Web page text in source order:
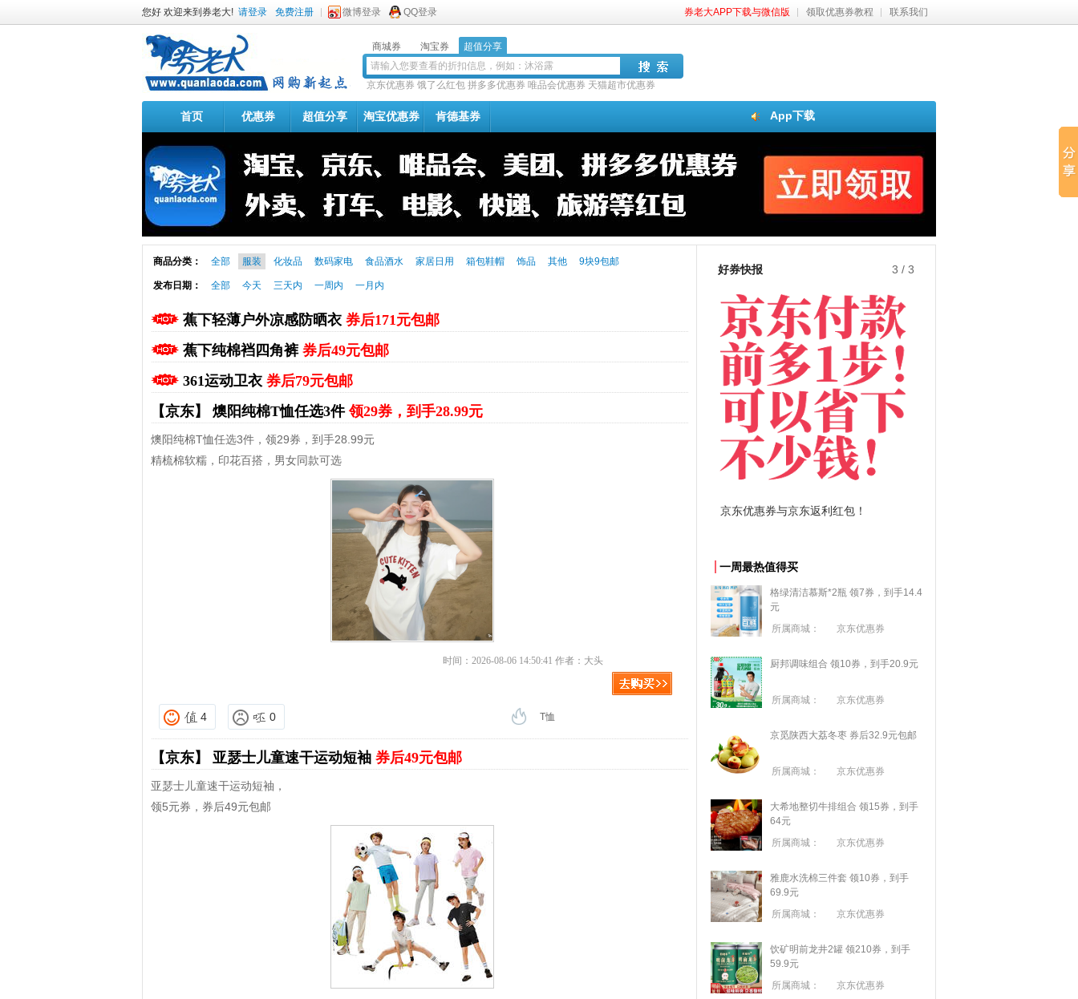
您好 欢迎来到券老大! 请登录 免费注册 微博登录 QQ登录 券老大APP下载与微信版 领取优惠券教程 联系我们
商城券 淘宝券 超值分享
京东优惠券 饿了么红包 拼多多优惠券 唯品会优惠券 天猫超市优惠券
App下载
首页 优惠券 超值分享 淘宝优惠券 肯德基券
商品分类： 全部 服装 化妆品 数码家电 食品酒水 家居日用 箱包鞋帽 饰品 其他 9块9包邮
发布日期： 全部 今天 三天内 一周内 一月内
蕉下轻薄户外凉感防晒衣 券后171元包邮
蕉下纯棉裆四角裤 券后49元包邮
361运动卫衣 券后79元包邮
【京东】 燠阳纯棉T恤任选3件领29券，到手28.99元
燠阳纯棉T恤任选3件，领29券，到手28.99元
精梳棉软糯，印花百搭，男女同款可选
时间：2026-08-06 14:50:41 作者：大头
4 0 T恤
【京东】 亚瑟士儿童速干运动短袖 券后49元包邮
亚瑟士儿童速干运动短袖，
领5元券，券后49元包邮
好券快报 3 / 3
拼多多优惠券+拼多多返利
一周最热值得买
格绿清洁慕斯*2瓶 领7券，到手14.4
元
所属商城：
京东优惠券
厨邦调味组合 领10券，到手20.9元
所属商城： 京东优惠券
京觅陕西大荔冬枣 券后32.9元包邮
所属商城： 京东优惠券
大希地整切牛排组合 领15券，到手
64元
所属商城：
京东优惠券
雅鹿水洗棉三件套 领10券，到手
69.9元
所属商城：
京东优惠券
饮矿明前龙井2罐 领210券，到手
59.9元
所属商城：
京东优惠券